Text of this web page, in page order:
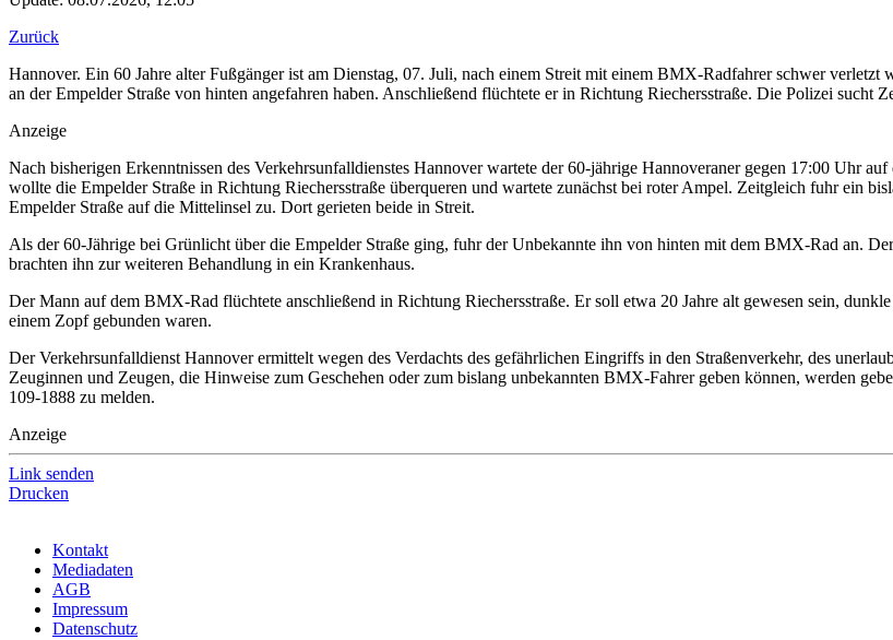
Zurück
Hannover. Ein 60 Jahre alter Fußgänger ist am Dienstag, 07. Juli, nach einem Streit mit einem BMX-Radfahrer schwer
an der Empelder Straße von hinten angefahren haben. Anschließend flüchtete er in Richtung Riechersstraße. Die Polizei sucht
Anzeige
Nach bisherigen Erkenntnissen des Verkehrsunfalldienstes Hannover wartete der 60-jährige Hannoveraner gegen 17:00 Uhr
wollte die Empelder Straße in Richtung Riechersstraße überqueren und wartete zunächst bei roter Ampel. Zeitgleich fuhr ein
Empelder Straße auf die Mittelinsel zu. Dort gerieten beide in Streit.
Als der 60-Jährige bei Grünlicht über die Empelder Straße ging, fuhr der Unbekannte ihn von hinten mit dem BMX-Rad an.
brachten ihn zur weiteren Behandlung in ein Krankenhaus.
Der Mann auf dem BMX-Rad flüchtete anschließend in Richtung Riechersstraße. Er soll etwa 20 Jahre alt gewesen sein,
einem Zopf gebunden waren.
Der Verkehrsunfalldienst Hannover ermittelt wegen des Verdachts des gefährlichen Eingriffs in den Straßenverkehr, des
Zeuginnen und Zeugen, die Hinweise zum Geschehen oder zum bislang unbekannten BMX-Fahrer geben können, werden
109-1888 zu melden.
Anzeige
Link senden
Drucken
Kontakt
Mediadaten
AGB
Impressum
Datenschutz